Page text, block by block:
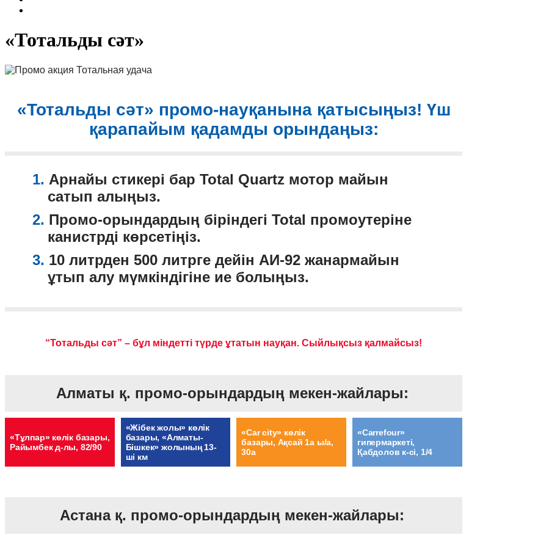
«Тотальды сәт»
«Тотальды сәт» промо-науқанына қатысыңыз! Үш
қарапайым қадамды орындаңыз:
1. Арнайы стикері бар Total Quartz мотор майын
сатып алыңыз.
2. Промо-орындардың біріндегі Total промоутеріне
канистрді көрсетіңіз.
3. 10 литрден 500 литрге дейін АИ-92 жанармайын
ұтып алу мүмкіндігіне ие болыңыз.
“Тотальды сәт” – бұл міндетті түрде ұтатын науқан. Сыйлықсыз қалмайсыз!
Алматы қ. промо-орындардың мекен-жайлары:
«Тұлпар» көлік базары,
Райымбек д-лы, 82/90
«Жібек жолы» көлік
базары, «Алматы-
Бішкек» жолының 13-
ші км
«Car city» көлік
базары, Ақсай 1а ы/а,
30а
«Carrefour»
гипермаркеті,
Қабдолов к-сі, 1/4
Астана қ. промо-орындардың мекен-жайлары: